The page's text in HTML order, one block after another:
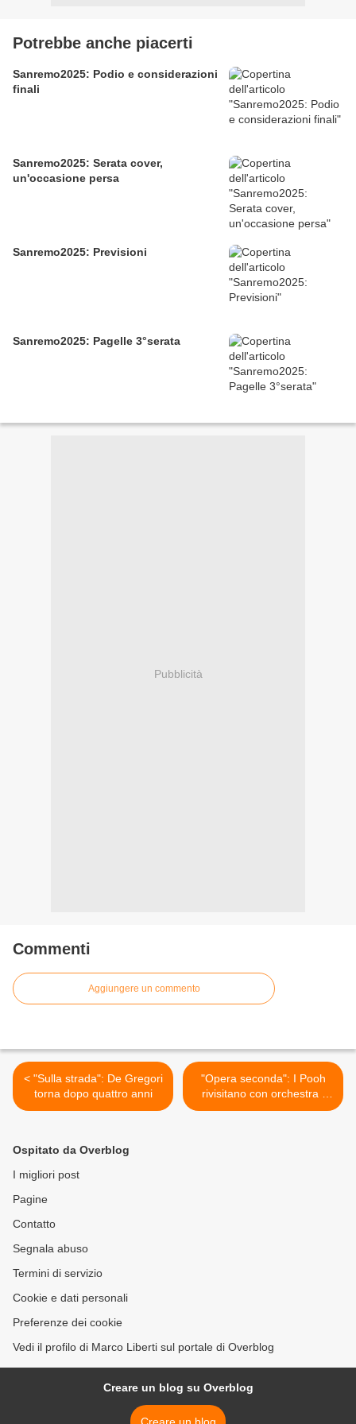
Potrebbe anche piacerti
Sanremo2025: Podio e considerazioni
finali
Sanremo2025: Serata cover,
un'occasione persa
Sanremo2025: Previsioni
Sanremo2025: Pagelle 3°serata
Pubblicità
Commenti
Aggiungere un commento
< "Sulla strada": De Gregori
torna dopo quattro anni
"Opera seconda": I Pooh
rivisitano con orchestra i
loro successi >
Ospitato da Overblog
I migliori post
Pagine
Contatto
Segnala abuso
Termini di servizio
Cookie e dati personali
Preferenze dei cookie
Vedi il profilo di Marco Liberti sul portale di Overblog
Creare un blog su Overblog